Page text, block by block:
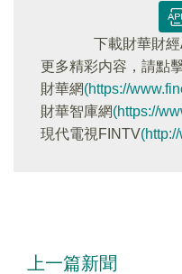
下載財華財
更多精彩内容，請點擊
財華網(https://
財華智庫網(https://
現代電視FINTV
上一篇新聞